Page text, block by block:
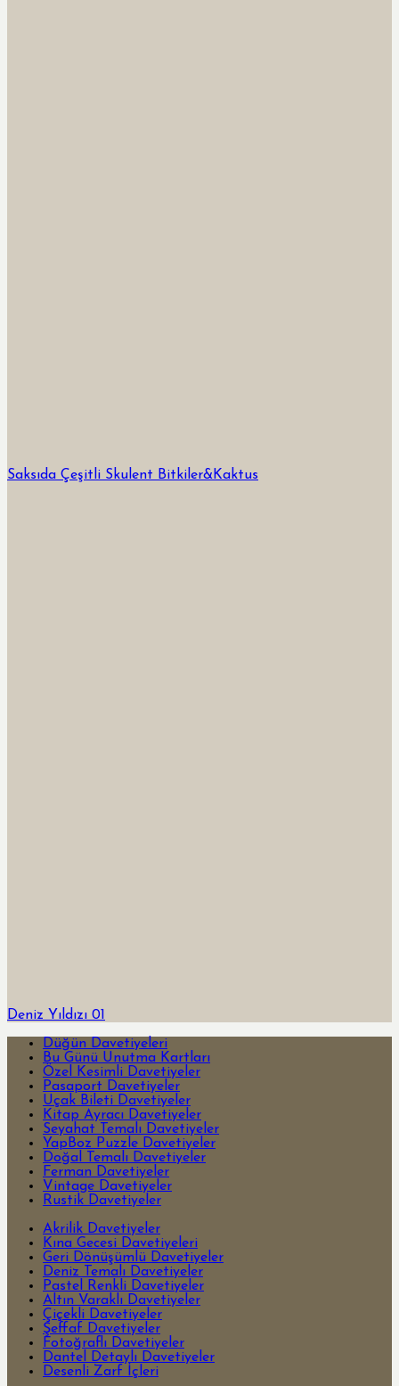
Saksıda Çeşitli Skulent Bitkiler&Kaktus
Deniz Yıldızı 01
Düğün Davetiyeleri
Bu Günü Unutma Kartları
Özel Kesimli Davetiyeler
Pasaport Davetiyeler
Uçak Bileti Davetiyeler
Kitap Ayracı Davetiyeler
Seyahat Temalı Davetiyeler
YapBoz Puzzle Davetiyeler
Doğal Temalı Davetiyeler
Ferman Davetiyeler
Vintage Davetiyeler
Rustik Davetiyeler
Akrilik Davetiyeler
Kına Gecesi Davetiyeleri
Geri Dönüşümlü Davetiyeler
Deniz Temalı Davetiyeler
Pastel Renkli Davetiyeler
Altın Varaklı Davetiyeler
Çiçekli Davetiyeler
Şeffaf Davetiyeler
Fotoğraflı Davetiyeler
Dantel Detaylı Davetiyeler
Desenli Zarf İçleri